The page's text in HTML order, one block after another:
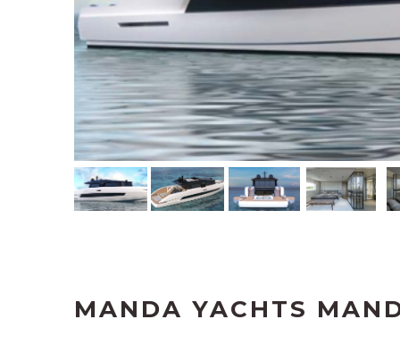
MANDA YACHTS